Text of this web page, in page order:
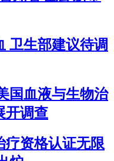
卫生部建议待调
国血液与生物治
开调查
疗资格认证无限